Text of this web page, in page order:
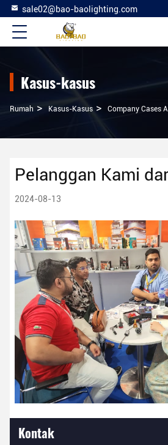
sale02@bao-baolighting.com
Kasus-kasus
Rumah > Kasus-Kasus > Company Cases About
Pelanggan Kami
2024-08-13
Kontak